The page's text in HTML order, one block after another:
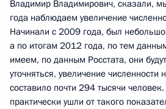
Владимир Владимирович, сказали,
года наблюдаем увеличение
Начинали с 2009 года, был
а по итогам 2012 года, по тем
имеем, по данным Росстата, они
уточняться, увеличение
составило почти 294 тысячи
практически ушли от такого